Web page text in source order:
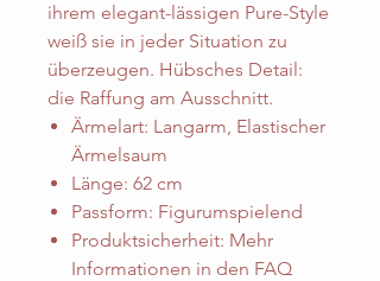
ihrem elegant-lässigen Pure-Style
weiß sie in jeder Situation zu
überzeugen. Hübsches Detail:
die Raffung am Ausschnitt.
Ärmelart: Langarm, Elastischer
Ärmelsaum
Länge: 62 cm
Passform: Figurumspielend
Produktsicherheit: Mehr
Informationen in den FAQ